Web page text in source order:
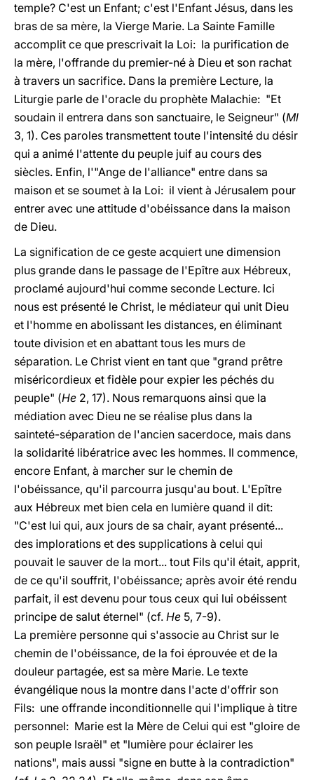
temple? C'est un Enfant; c'est l'Enfant Jésus, dans les
bras de sa mère, la Vierge Marie. La Sainte Famille
accomplit ce que prescrivait la Loi: la purification de
la mère, l'offrande du premier-né à Dieu et son rachat
à travers un sacrifice. Dans la première Lecture, la
Liturgie parle de l'oracle du prophète Malachie: "Et
soudain il entrera dans son sanctuaire, le Seigneur" (Ml
3, 1). Ces paroles transmettent toute l'intensité du désir
qui a animé l'attente du peuple juif au cours des
siècles. Enfin, l'"Ange de l'alliance" entre dans sa
maison et se soumet à la Loi: il vient à Jérusalem pour
entrer avec une attitude d'obéissance dans la maison
de Dieu.
La signification de ce geste acquiert une dimension
plus grande dans le passage de l'Epître aux Hébreux,
proclamé aujourd'hui comme seconde Lecture. Ici
nous est présenté le Christ, le médiateur qui unit Dieu
et l'homme en abolissant les distances, en éliminant
toute division et en abattant tous les murs de
séparation. Le Christ vient en tant que "grand prêtre
miséricordieux et fidèle pour expier les péchés du
peuple" (He 2, 17). Nous remarquons ainsi que la
médiation avec Dieu ne se réalise plus dans la
sainteté-séparation de l'ancien sacerdoce, mais dans
la solidarité libératrice avec les hommes. Il commence,
encore Enfant, à marcher sur le chemin de
l'obéissance, qu'il parcourra jusqu'au bout. L'Epître
aux Hébreux met bien cela en lumière quand il dit:
"C'est lui qui, aux jours de sa chair, ayant présenté...
des implorations et des supplications à celui qui
pouvait le sauver de la mort... tout Fils qu'il était, apprit,
de ce qu'il souffrit, l'obéissance; après avoir été rendu
parfait, il est devenu pour tous ceux qui lui obéissent
principe de salut éternel" (cf. He 5, 7-9).
La première personne qui s'associe au Christ sur le
chemin de l'obéissance, de la foi éprouvée et de la
douleur partagée, est sa mère Marie. Le texte
évangélique nous la montre dans l'acte d'offrir son
Fils: une offrande inconditionnelle qui l'implique à titre
personnel: Marie est la Mère de Celui qui est "gloire de
son peuple Israël" et "lumière pour éclairer les
nations", mais aussi "signe en butte à la contradiction"